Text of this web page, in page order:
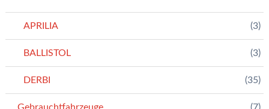
APRILIA (3)
BALLISTOL (3)
DERBI (35)
Gebrauchtfahrzeuge (7)